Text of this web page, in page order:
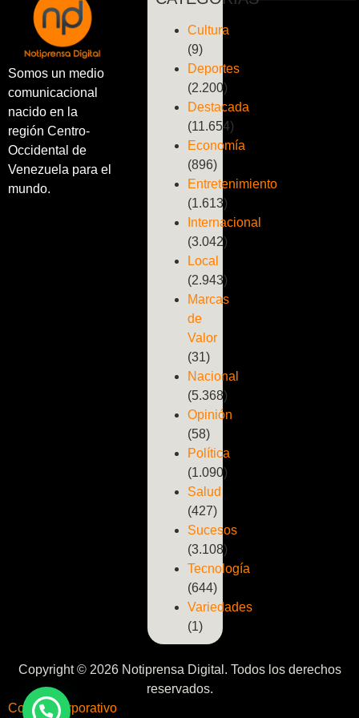
Somos un medio
comunicacional
nacido en la
región Centro-
Occidental de
Venezuela para el
mundo.
Cultura
(9)
Deportes
(2.200)
Destacada
(11.654)
Economía
(896)
Entretenimiento
(1.613)
Internacional
(3.042)
Local
(2.943)
Marcas
de
Valor
(31)
Nacional
(5.368)
Opinión
(58)
Política
(1.090)
Salud
(427)
Sucesos
(3.108)
Tecnología
(644)
Variedades
(1)
Copyright © 2026 Notiprensa Digital. Todos los derechos
reservados.
Correo Corporativo